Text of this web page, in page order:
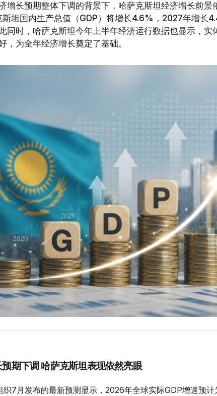
增长预期整体下调的背景下，哈萨克斯坦经济增长前景
坦国内生产总值（GDP）将增长4.6%，2027年增长
同时，哈萨克斯坦今年上半年经济运行数据也显示，实
，为全年经济增长奠定了基础。
期下调 哈萨克斯坦表现依然亮眼
织7月发布的最新预测显示，2026年全球实际GDP增速预